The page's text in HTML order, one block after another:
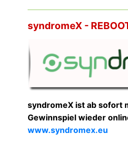
syndromeX -
syndromeX ist ab sofort
Gewinnspiel wieder
www.syndromex.eu